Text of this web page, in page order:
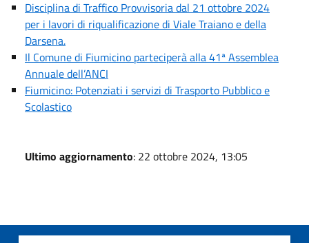
Disciplina di Traffico Provvisoria dal 21 ottobre 2024
per i lavori di riqualificazione di Viale Traiano e della
Darsena.
Il Comune di Fiumicino parteciperà alla 41ª Assemblea
Annuale dell’ANCI
Fiumicino: Potenziati i servizi di Trasporto Pubblico e
Scolastico
Ultimo aggiornamento: 22 ottobre 2024, 13:05